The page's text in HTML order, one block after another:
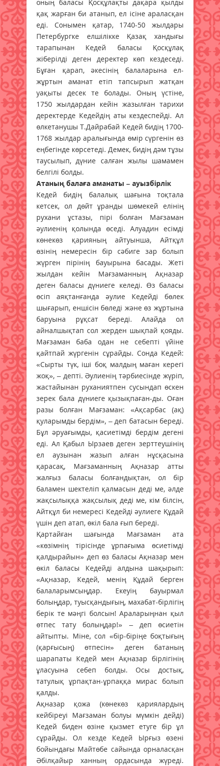
оның баласы Қосқұлақты дақара қылды
қақ жарған би атанып, ел ісіне араласқан
еді. Сонымен қатар, 1740-50 жылдары
Петербургке елшілікке Қазақ хандығы
тарапынан Кедей баласы Қосқұлақ
жіберілді деген деректер көп кездеседі.
Бұған қарап, әкесінің балаларына ел-
жұртын аманат етіп тапсырып жатқан
уақыты десек те болады. Оның үстіне,
1750 жылдардан кейін жазылған тарихи
деректерде Кедейдің аты кездеспейді. Ал
өлкетанушы Т.Дайрабай Кедей бидің 1700-
1768 жылдар аралығында өмір сүргенін өз
еңбегінде көрсетеді. Демек, бидің дәм тұзы
таусылып, дүние салған жылы шамамен
белгілі болды.
Атаның балаға аманаты – ауызбірлік
Кедей бидің балалық шағына тоқтала
кетсек, ол дөйт ұранды шөмекей елінің
рухани ұстазы, пірі болған Мағзаман
әулиенің қолында өседі. Алуадин есімді
көнекөз қарияның айтуынша, Айтқұл
өзінің немересін бір сәбиге зар болып
жүрген пірінің бауырына басады. Жеті
жылдан кейін Мағзаманның Ақназар
деген баласы дүниеге келеді. Өз баласы
өсіп аяқтанғанда әулие Кедейді бөлек
шығарып, еншісін бөледі және өз жұртына
баруына рұқсат береді. Алайда ол
айналшықтап сол жерден шықпай қояды.
Мағзаман баба одан не себепті үйіне
қайтпай жүргенін сұрайды. Сонда Кедей:
«Сырты түк, іші боқ малдың маған керегі
жоқ», – депті. Әулиенің тәрбиесінде жүріп,
жастайынан руханиятпен сусындап өскен
зерек бала дүниеге қызықпаған-ды. Оған
разы болған Мағзаман: «Ақсарбас (ақ)
қуларымды бердім», – деп батасын береді.
Бұл әруағымды, қасиетімді бердім дегені
еді. Ал Қабыл Ырзаев деген зерттеушінің
ел аузынан жазып алған нұсқасына
қарасақ, Мағзаманның Ақназар атты
жалғыз баласы болғандықтан, ол бір
баламен шектеліп қалмасын деді ме, әлде
жақсылыққа жақсылық деді ме, кім білсін,
Айтқұл би немересі Кедейді әулиеге Құдай
үшін деп атап, өкіл бала ғып береді.
Қартайған шағында Мағзаман ата
«көзімнің тірісінде ұрпағыма өсиетімді
қалдырайын» деп өз баласы Ақназар мен
өкіл баласы Кедейді алдына шақырып:
«Ақназар, Кедей, менің Құдай берген
балаларымсыңдар. Екеуің бауырмал
болыңдар, туысқандығың, махабат-бірлігің
берік те мәңгі болсын! Араларыңнан қыл
өтпес тату болыңдар!» – деп өсиетін
айтыпты. Міне, сол «бір-біріңе боқтығың
(қарғысың) өтпесін» деген батаның
шарапаты Кедей мен Ақназар бірлігінің
ұласуына себеп болды. Осы достық,
татулық ұрпақтан-ұрпаққа мирас болып
қалды.
Ақназар қожа (көнекөз қариялардың
кейбіреуі Мағзаман болуы мүмкін дейді)
Кедей биден өзіне қызмет етуге бір ұл
сұрайды. Ол кезде Кедей Ырғыз өзені
бойындағы Майтөбе сайында орналасқан
Әбілқайыр ханның ордасында жүреді.